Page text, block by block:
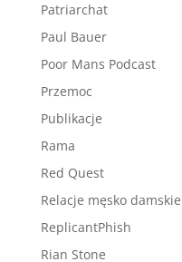
Patriarchat
Paul Bauer
Poor Mans Podcast
Przemoc
Publikacje
Rama
Red Quest
Relacje męsko damskie
ReplicantPhish
Rian Stone